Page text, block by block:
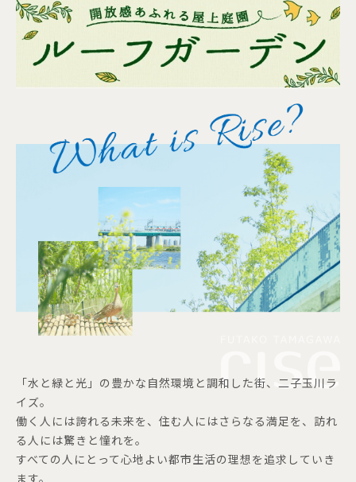
「水と緑と光」の豊かな自然環境と調和した街、二子玉川ラ
イズ。
働く人には誇れる未来を、住む人にはさらなる満足を、訪れ
る人には驚きと憧れを。
すべての人にとって心地よい都市生活の理想を追求していき
ます。